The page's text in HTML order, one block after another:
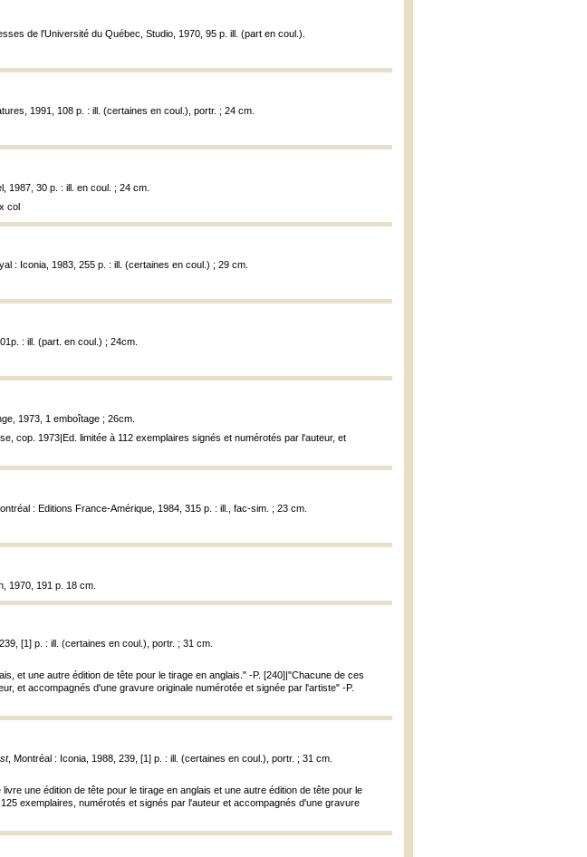
de l'Université du Québec, Studio, 1970, 95 p. ill. (part en coul.).
1991, 108 p. : ill. (certaines en coul.), portr. ; 24 cm.
1987, 30 p. : ill. en coul. ; 24 cm.
col
: Iconia, 1983, 255 p. : ill. (certaines en coul.) ; 29 cm.
: ill. (part. en coul.) ; 24cm.
1973, 1 emboîtage ; 26cm.
cop. 1973|Ed. limitée à 112 exemplaires signés et numérotés par l'auteur, et
: Editions France-Amérique, 1984, 315 p. : ill., fac-sim. ; 23 cm.
1970, 191 p. 18 cm.
[1] p. : ill. (certaines en coul.), portr. ; 31 cm.
et une autre édition de tête pour le tirage en anglais." -P. [240]|"Chacune de ces
et accompagnés d'une gravure originale numérotée et signée par l'artiste" -P.
, Montréal : Iconia, 1988, 239, [1] p. : ill. (certaines en coul.), portr. ; 31 cm.
une édition de tête pour le tirage en anglais et une autre édition de tête pour le
exemplaires, numérotés et signés par l'auteur et accompagnés d'une gravure